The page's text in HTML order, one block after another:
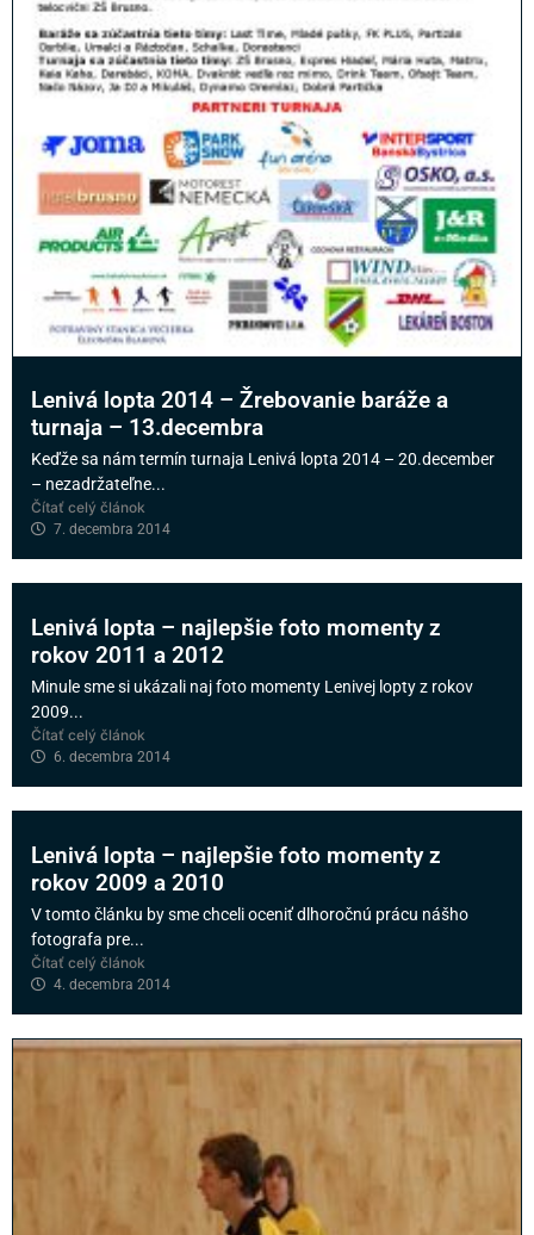
Lenivá lopta 2014 – Žrebovanie baráže a
turnaja – 13.decembra
Keďže sa nám termín turnaja Lenivá lopta 2014 – 20.december
– nezadržateľne...
Čítať celý článok
7. decembra 2014
Lenivá lopta – najlepšie foto momenty z
rokov 2011 a 2012
Minule sme si ukázali naj foto momenty Lenivej lopty z rokov
2009...
Čítať celý článok
6. decembra 2014
Lenivá lopta – najlepšie foto momenty z
rokov 2009 a 2010
V tomto článku by sme chceli oceniť dlhoročnú prácu nášho
fotografa pre...
Čítať celý článok
4. decembra 2014